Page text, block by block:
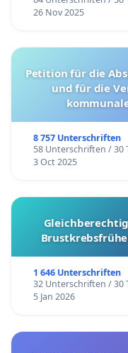
26 Nov 2025
Petition für die Abschaffung der Tötungsstationen
und für die
8 757 Unterschriften
58 Unterschriften / 30
3 Oct 2025
1 646 Unterschriften
32 Unterschriften / 30
5 Jan 2026